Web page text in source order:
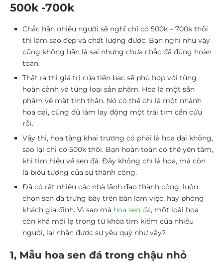
500k -700k
Chắc hẳn nhiều người sẽ nghĩ chỉ có 500k – 700k thôi
thì làm sao đẹp và chất lượng được. Bạn nghĩ như vậy
cũng không hẳn là sai nhưng chưa chắc đã đúng hoàn
toàn.
Thật ra thì giá trị của tiền bạc sẽ phù hợp với từng
hoàn cảnh và từng loại sản phẩm. Hoa là một sản
phẩm về mặt tinh thần. Nó có thể chỉ là một nhành
hoa dại, cũng đủ làm lay động một trái tim cần cứu
rỗi.
Vậy thì, hoa tặng khai trương có phải là hoa dại không,
sao lại chỉ có 500k thôi. Bạn hoàn toàn có thể yên tâm,
khi tìm hiểu về sen đá. Đây không chỉ là hoa, mà còn
là biểu tượng của sự thành công.
Đã có rất nhiều các nhà lãnh đạo thành công, luôn
chọn sen đá trưng bày trên bàn làm việc, hay phòng
khách gia đình. Vì sao mà hoa sen đá, một loài hoa
còn khá mới lạ trong từ khóa tìm kiếm của nhiều
người, lại nhận được sự yêu quý như vậy?
1, Mẫu hoa sen đá trong chậu nhỏ